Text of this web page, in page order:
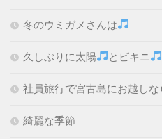
冬のウミガメさんは
久しぶりに太陽 とビキニ
社員旅行で宮古島にお越しな
綺麗な季節